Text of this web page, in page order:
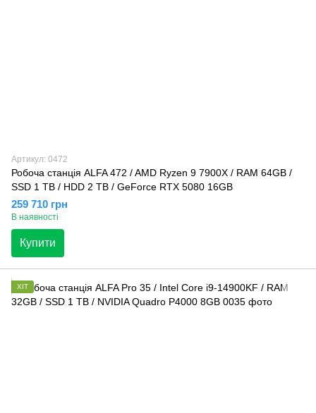
Артикул: 0472
Робоча станція ALFA 472 / AMD Ryzen 9 7900X / RAM 64GB /
SSD 1 TB / HDD 2 TB / GeForce RTX 5080 16GB
259 710 грн
В наявності
Купити
ХІТ